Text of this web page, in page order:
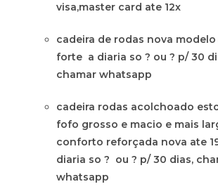
visa,master card ate 12x
cadeira de rodas nova
forte a diaria so ? ou ? p/ 30
chamar whatsapp
cadeira rodas acolchoado
fofo grosso e macio e mais
conforto reforçada nova ate
diaria so ? ou ? p/ 30 dias,
whatsapp